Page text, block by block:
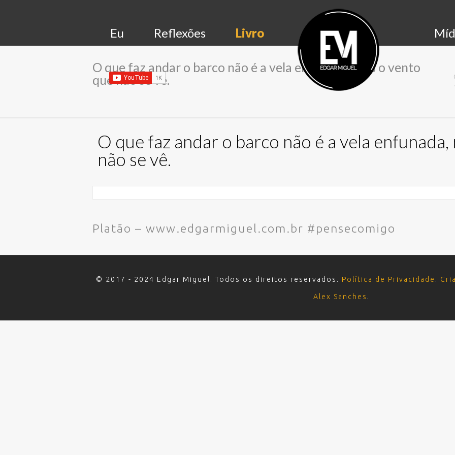
Eu Reflexões Livro
O que faz andar o barco não é a vela enfunada, mas o vento
que não se vê.
O que faz andar o barco não é a vela
não se vê.
Platão – www.edgarmiguel.com.br #pensecomigo
© 2017 - 2024 Edgar Miguel. Todos os direitos reservados. Política de Privacidade .
Alex Sanches .